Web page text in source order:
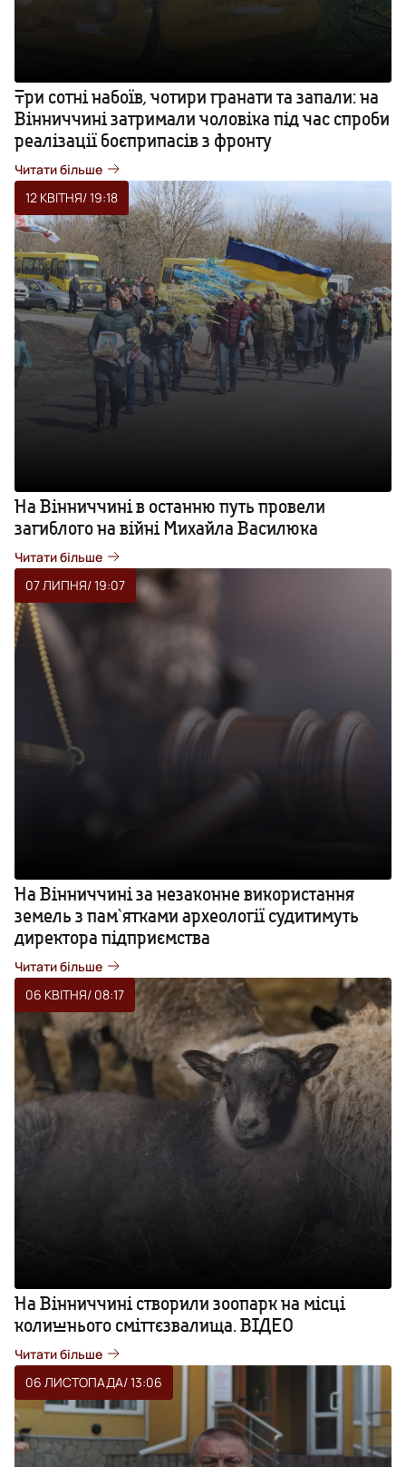
Три сотні набоїв, чотири гранати та запали: на
Вінниччині затримали чоловіка під час спроби
реалізації боєприпасів з фронту
Читати більше
12 КВІТНЯ/ 19:18
На Вінниччині в останню путь провели
загиблого на війні Михайла Василюка
Читати більше
07 ЛИПНЯ/ 19:07
На Вінниччині за незаконне використання
земель з пам`ятками археології судитимуть
директора підприємства
Читати більше
06 КВІТНЯ/ 08:17
На Вінниччині створили зоопарк на місці
колишнього сміттєзвалища. ВІДЕО
Читати більше
06 ЛИСТОПАДА/ 13:06